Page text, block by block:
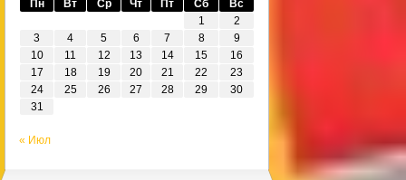
Пн Вт Ср Чт Пт Сб
Вс
1
2
3
4 5 6 7 8
9
10
11 12 13 14 15
16
17
18 19 20 21 22
23
24
25 26 27 28 29
30
31
« Июл